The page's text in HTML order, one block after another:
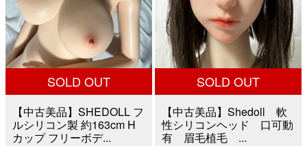
た。
す。
た。
す。
SOLD OUT
【中古美品】SHEDOLL フ
ルシリコン製 約163cm H
カップ フリーボデ...
SOLD OUT
【中古美品】Shedoll 軟
性シリコンヘッド 口可動
有 眉毛植毛 ...